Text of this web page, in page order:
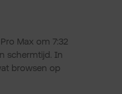
Max om 7:32
schermtijd. In
browsen op